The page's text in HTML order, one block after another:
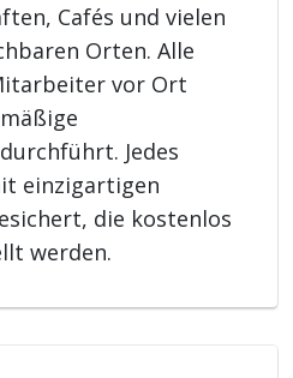
Cafés und vielen
Orten. Alle
vor Ort
Jedes
einzigartigen
die kostenlos
werden.